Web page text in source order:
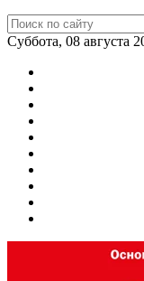
Суббота, 08 августа